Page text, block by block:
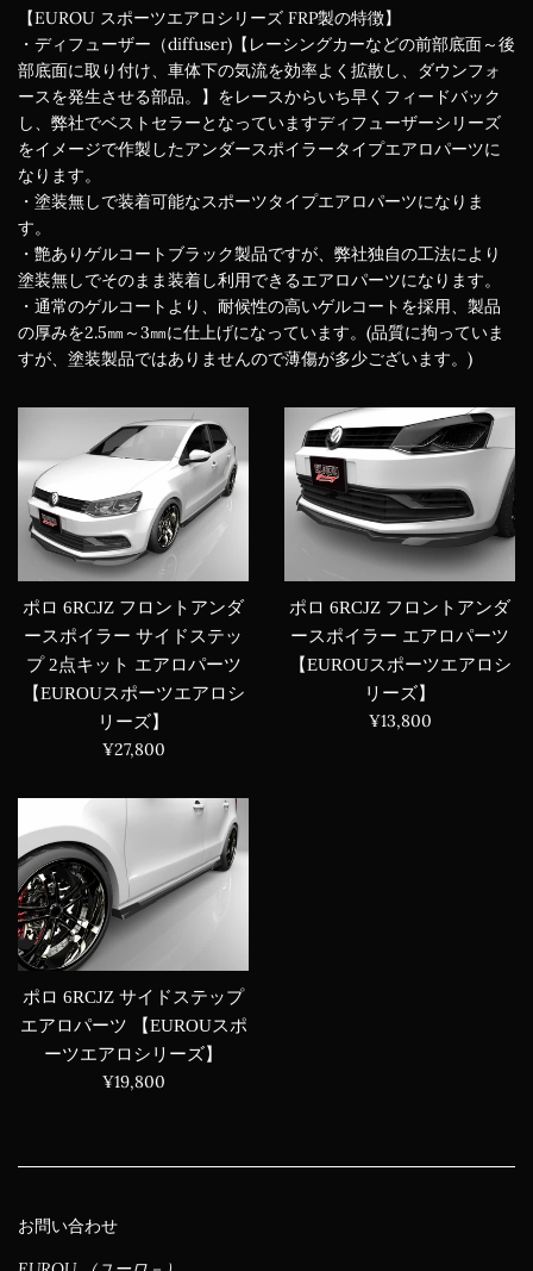
【EUROU スポーツエアロシリーズ FRP製の特徴】
・ディフューザー（diffuser)【レーシングカーなどの前部底面～後
部底面に取り付け、車体下の気流を効率よく拡散し、ダウンフォ
ースを発生させる部品。】をレースからいち早くフィードバック
し、弊社でベストセラーとなっていますディフューザーシリーズ
をイメージで作製したアンダースポイラータイプエアロパーツに
なります。
・塗装無しで装着可能なスポーツタイプエアロパーツになりま
す。
・艶ありゲルコートブラック製品ですが、弊社独自の工法により
塗装無しでそのまま装着し利用できるエアロパーツになります。
・通常のゲルコートより、耐候性の高いゲルコートを採用、製品
の厚みを2.5㎜～3㎜に仕上げになっています。(品質に拘っていま
すが、塗装製品ではありませんので薄傷が多少ございます。)
ポロ 6RCJZ フロントアンダ
ースポイラー サイドステッ
プ 2点キット エアロパーツ
【EUROUスポーツエアロシ
リーズ】
通
価
¥27,800
ポロ 6RCJZ フロントアンダ
ースポイラー エアロパーツ
【EUROUスポーツエアロシ
リーズ】
通
¥13,800
ポロ 6RCJZ サイドステップ
エアロパーツ 【EUROUスポ
ーツエアロシリーズ】
通
¥19,800
お問い合わせ